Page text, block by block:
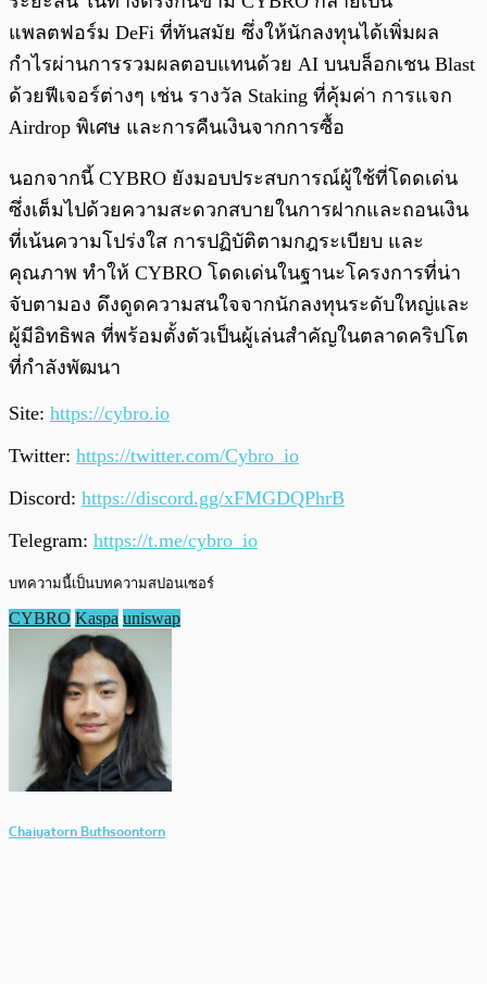
แพลตฟอร์ม DeFi ที่ทันสมัย ซึ่งให้นักลงทุนได้เพิ่มผล
กำไรผ่านการรวมผลตอบแทนด้วย AI บนบล็อกเชน Blast
ด้วยฟีเจอร์ต่างๆ เช่น รางวัล Staking ที่คุ้มค่า การแจก
Airdrop พิเศษ และการคืนเงินจากการซื้อ
นอกจากนี้ CYBRO ยังมอบประสบการณ์ผู้ใช้ที่โดดเด่น
ซึ่งเต็มไปด้วยความสะดวกสบายในการฝากและถอนเงิน
ที่เน้นความโปร่งใส การปฏิบัติตามกฎระเบียบ และ
คุณภาพ ทำให้ CYBRO โดดเด่นในฐานะโครงการที่น่า
จับตามอง ดึงดูดความสนใจจากนักลงทุนระดับใหญ่และ
ผู้มีอิทธิพล ที่พร้อมตั้งตัวเป็นผู้เล่นสำคัญในตลาดคริปโต
ที่กำลังพัฒนา
Site: https://cybro.io
Twitter: https://twitter.com/Cybro_io
Discord: https://discord.gg/xFMGDQPhrB
Telegram: https://t.me/cybro_io
บทความนี้เป็นบทความสปอนเซอร์
CYBRO Kaspa uniswap
Chaiyatorn Buthsoontorn